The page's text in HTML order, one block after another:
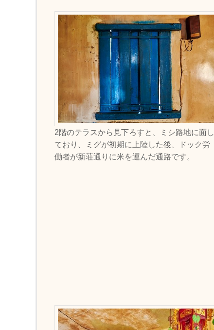
2階のテラスから見下ろすと、ミシ路地に面し
ており、ミグが初期に上陸した後、ドック労
働者が新荘通りに米を運んだ通路です。